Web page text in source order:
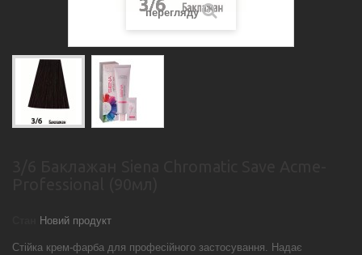
перегляду
Новий продукт
Стійка крем-фарба для професійного застосування. Надає